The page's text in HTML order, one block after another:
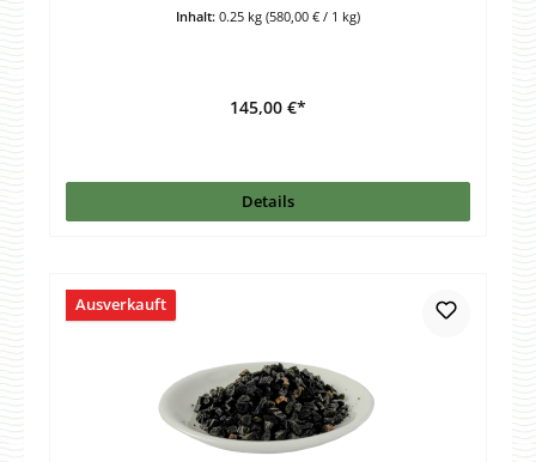
Inhalt: 0.25 kg (580,00 € / 1 kg)
145,00 €*
Details
Ausverkauft